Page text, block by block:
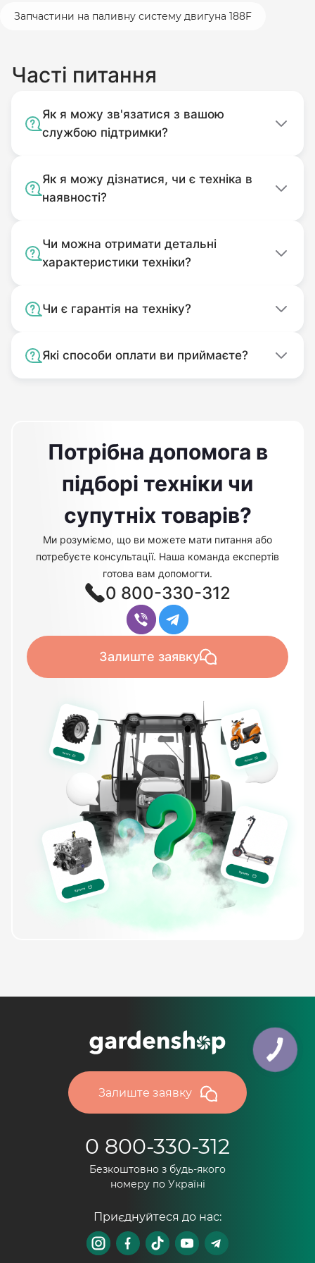
пошкодження, потрапляння до
Комплектність подачі якого
Використовуваний не за
призначенням.
Запчастини на паливну систему двигуна 188F
Часті питання
Як я можу зв'язатися з вашою
службою підтримки?
Як я можу дізнатися, чи є техніка в
наявності?
Чи можна отримати детальні
характеристики техніки?
Чи є гарантія на техніку?
Які способи оплати ви приймаєте?
Потрібна допомога в
підборі техніки чи
супутніх товарів?
Ми розуміємо, що ви можете мати питання або
потребуєте консультації. Наша команда експертів
готова вам допомогти.
0 800-330-312
Залиште заявку
Залиште заявку
0 800-330-312
Безкоштовно з будь-якого
номеру по Україні
Приєднуйтеся до нас: